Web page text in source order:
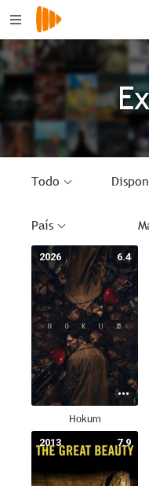
Todo
País
6.4
2026
Hokum
7.9
2013